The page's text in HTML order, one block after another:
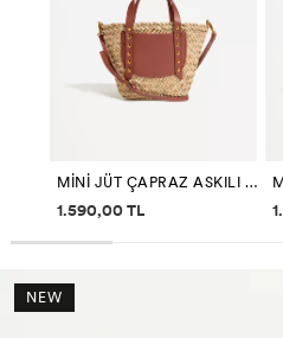
MINI JÜT ÇAPRAZ ASKILI ÇANTA
Fiyat bilgisi
1.590,00 TL
NEW